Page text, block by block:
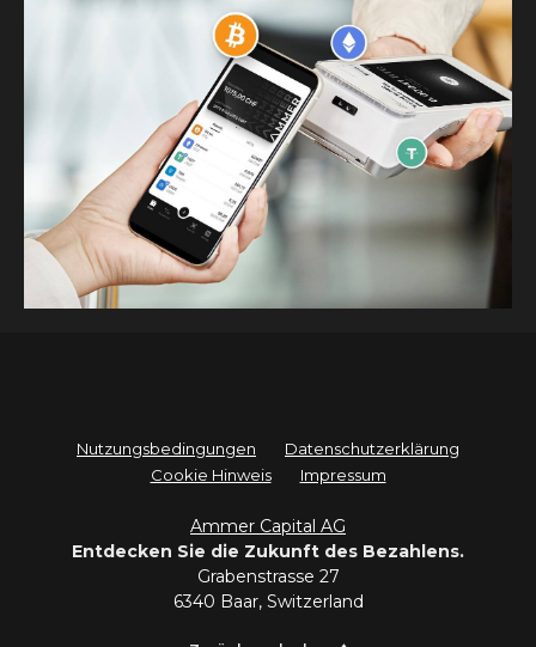
Nutzungsbedingungen
Datenschutzerklärung
Cookie Hinweis
Impressum
Ammer Capital AG
Entdecken Sie die Zukunft des Bezahlens.
Grabenstrasse 27
6340 Baar, Switzerland